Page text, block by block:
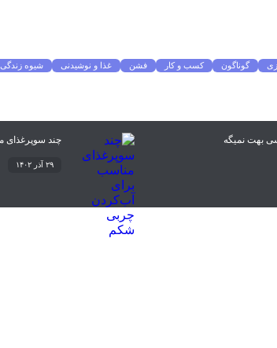
گوناگون کسب و کار فشن غذا و نوشیدنی شیوه زندگی
بهت نمیگه چند
۲۹ آذر ۱۴۰۲